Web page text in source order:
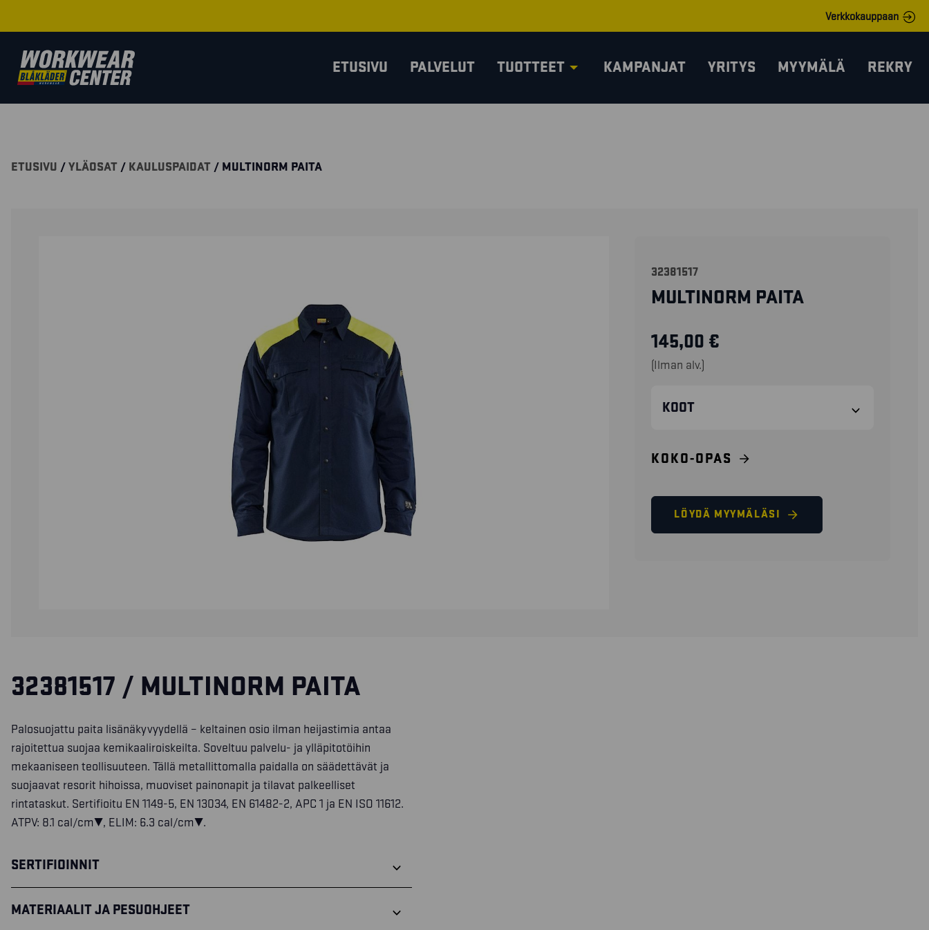
Verkkokauppaan
ETUSIVU PALVELUT TUOTTEET KAMPANJAT YRITYS MYYMÄLÄ REKRY
ETUSIVU /YLÄOSAT / KAULUSPAIDAT / MULTINORM PAITA
32381517
MULTINORM PAITA
145,00 €
(Ilman alv.)
KOOT
KOKO-OPAS
LÖYDÄ MYYMÄLÄSI
32381517 / MULTINORM PAITA
Palosuojattu paita lisänäkyvyydellä – keltainen osio ilman heijastimia antaa
rajoitettua suojaa kemikaaliroiskeilta. Soveltuu palvelu- ja ylläpitotöihin
mekaaniseen teollisuuteen. Tällä metallittomalla paidalla on säädettävät ja
suojaavat resorit hihoissa, muoviset painonapit ja tilavat palkeelliset
rintataskut. Sertifioitu EN 1149-5, EN 13034, EN 61482-2, APC 1 ja EN ISO 11612.
ATPV: 8.1 cal/cm², ELIM: 6.3 cal/cm².
SERTIFIOINNIT
MATERIAALIT JA PESUOHJEET